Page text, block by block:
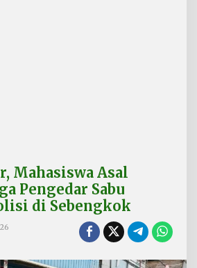
Mahasiswa Asal
Pengedar Sabu
di Sebengkok